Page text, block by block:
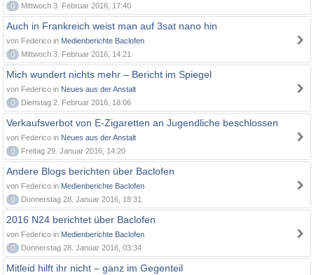
0
Mittwoch 3. Februar 2016, 17:40
Auch in Frankreich weist man auf 3sat nano hin
von Federico in Medienberichte Baclofen
0
Mittwoch 3. Februar 2016, 14:21
Mich wundert nichts mehr – Bericht im Spiegel
von Federico in Neues aus der Anstalt
0
Dienstag 2. Februar 2016, 18:06
Verkaufsverbot von E-Zigaretten an Jugendliche beschlossen
von Federico in Neues aus der Anstalt
0
Freitag 29. Januar 2016, 14:20
Andere Blogs berichten über Baclofen
von Federico in Medienberichte Baclofen
0
Donnerstag 28. Januar 2016, 18:31
2016 N24 berichtet über Baclofen
von Federico in Medienberichte Baclofen
0
Donnerstag 28. Januar 2016, 03:34
Mitleid hilft ihr nicht – ganz im Gegenteil